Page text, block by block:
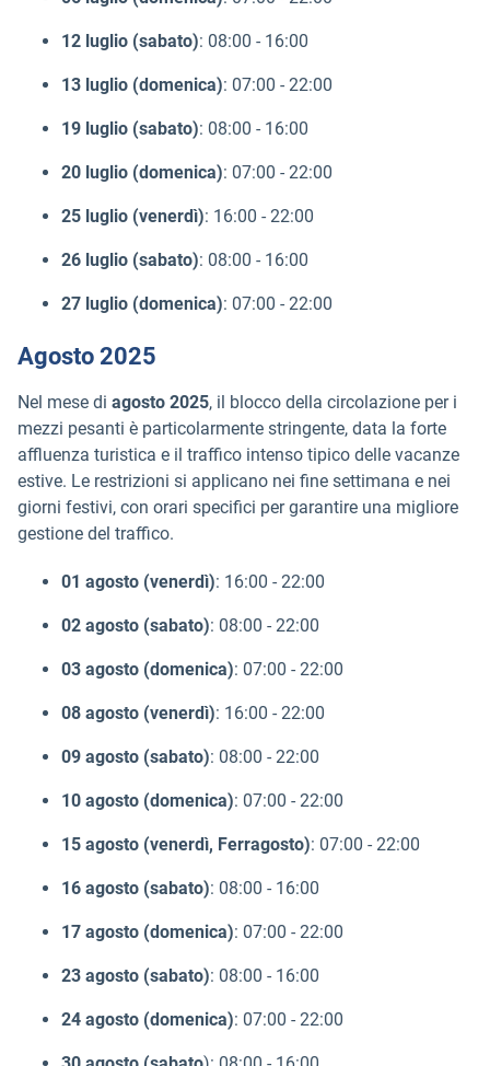
12 luglio (sabato): 08:00 - 16:00
13 luglio (domenica): 07:00 - 22:00
19 luglio (sabato): 08:00 - 16:00
20 luglio (domenica): 07:00 - 22:00
25 luglio (venerdì): 16:00 - 22:00
26 luglio (sabato): 08:00 - 16:00
27 luglio (domenica): 07:00 - 22:00
Agosto 2025
Nel mese di agosto 2025, il blocco della circolazione per i
mezzi pesanti è particolarmente stringente, data la forte
affluenza turistica e il traffico intenso tipico delle vacanze
estive. Le restrizioni si applicano nei fine settimana e nei
giorni festivi, con orari specifici per garantire una migliore
gestione del traffico.
01 agosto (venerdì): 16:00 - 22:00
02 agosto (sabato): 08:00 - 22:00
03 agosto (domenica): 07:00 - 22:00
08 agosto (venerdì): 16:00 - 22:00
09 agosto (sabato): 08:00 - 22:00
10 agosto (domenica): 07:00 - 22:00
15 agosto (venerdì, Ferragosto): 07:00 - 22:00
16 agosto (sabato): 08:00 - 16:00
17 agosto (domenica): 07:00 - 22:00
23 agosto (sabato): 08:00 - 16:00
24 agosto (domenica): 07:00 - 22:00